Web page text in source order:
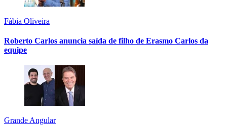
Fábia Oliveira
Roberto Carlos anuncia saída de filho de Erasmo Carlos da
equipe
Grande Angular